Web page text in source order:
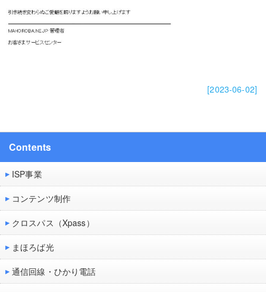
[2023-06-02]
Contents
ISP事業
コンテンツ制作
クロスパス（Xpass）
まほろば光
通信回線・ひかり電話